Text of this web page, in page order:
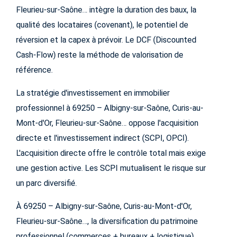
Fleurieu-sur-Saône… intègre la duration des baux, la
qualité des locataires (covenant), le potentiel de
réversion et la capex à prévoir. Le DCF (Discounted
Cash-Flow) reste la méthode de valorisation de
référence.
La stratégie d'investissement en immobilier
professionnel à 69250 – Albigny-sur-Saône, Curis-au-
Mont-d'Or, Fleurieu-sur-Saône… oppose l'acquisition
directe et l'investissement indirect (SCPI, OPCI).
L'acquisition directe offre le contrôle total mais exige
une gestion active. Les SCPI mutualisent le risque sur
un parc diversifié.
À 69250 – Albigny-sur-Saône, Curis-au-Mont-d'Or,
Fleurieu-sur-Saône…, la diversification du patrimoine